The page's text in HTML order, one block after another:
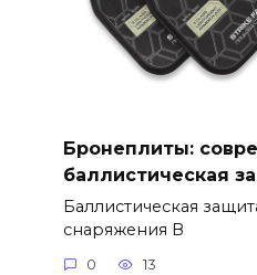
Бронеплиты:
баллистическая
Баллистическая
снаряжения В
0 13